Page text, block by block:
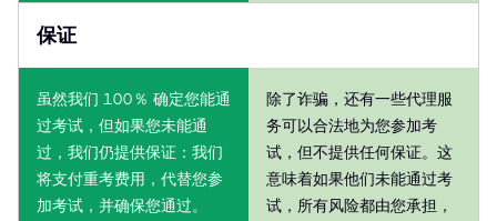
保证
虽然我们 100％ 确定您能通
过考试，但如果您未能通
过，我们仍提供保证：我们
将支付重考费用，代替您参
加考试，并确保您通过。
除了诈骗，还有一些代理服
务可以合法地为您参加考
试，但不提供任何保证。这
意味着如果他们未能通过考
试，所有风险都由您承担，